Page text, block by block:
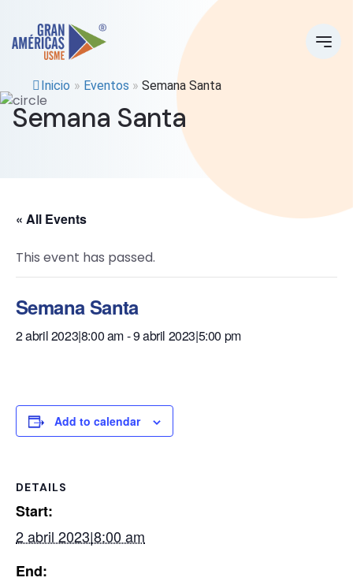
Inicio » Eventos » Semana Santa
Semana Santa
« All Events
This event has passed.
Semana Santa
2 abril 2023|8:00 am-9 abril 2023|5:00 pm
Add to calendar
DETAILS
Start:
2 abril 2023|8:00 am
End: